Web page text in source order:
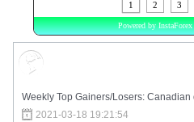
Weekly Top Gainers/Losers:
2021-03-18 19:21:54